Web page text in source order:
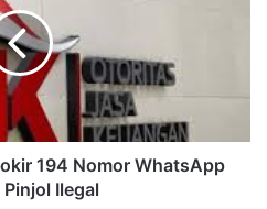
194 Nomor WhatsApp
Ilegal